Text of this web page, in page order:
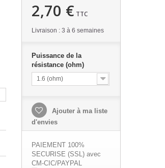
2,70 € TTC
Livraison : 3 à 6 semaines
Puissance de la
résistance (ohm)
1.6 (ohm)
Ajouter à ma liste
d'envies
PAIEMENT 100%
SECURISE (SSL) avec
CM-CIC/PAYPAL